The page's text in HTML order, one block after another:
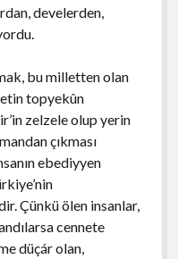
develerden,
bu milletten olan
topyekûn
zelzele olup yerin
çıkması
ebediyyen
Çünkü ölen insanlar,
cennete
düçár olan,